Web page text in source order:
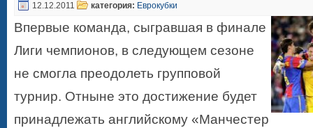
12.12.2011 категория: Еврокубки
Впервые команда, сыгравшая в финале
Лиги чемпионов, в следующем сезоне
не смогла преодолеть групповой
турнир. Отныне это достижение будет
принадлежать английскому «Манчестер